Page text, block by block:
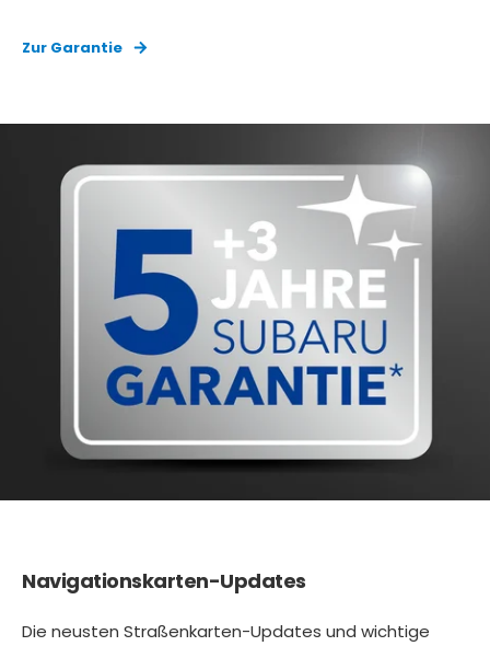
Zur Garantie
Navigationskarten-Updates
Die neusten Straßenkarten-Updates und wichtige